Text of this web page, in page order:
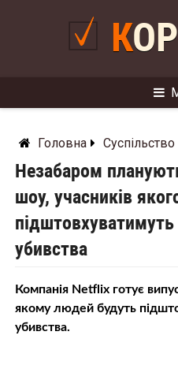
Головна Суспільство
Незабаром
шоу, учасників
убивства
Компанія Netflix готує
якому людей будуть
убивства.